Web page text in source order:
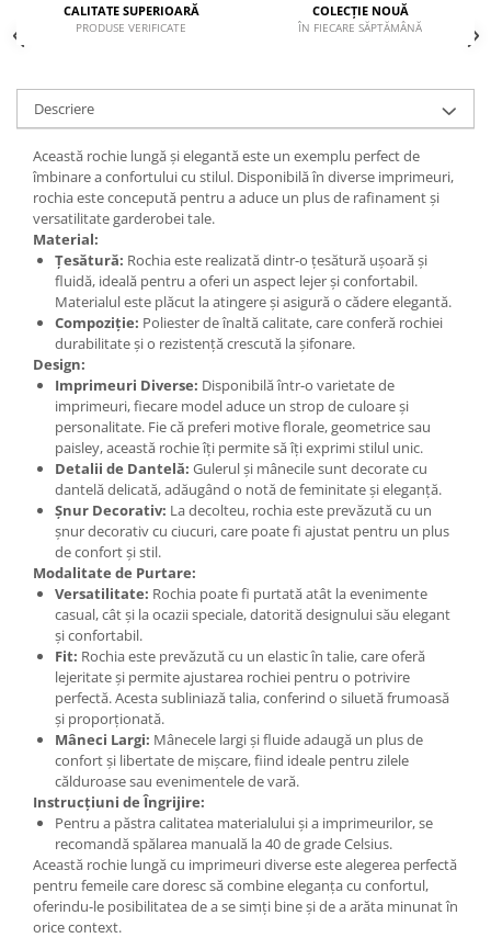
CALITATE SUPERIOARĂ
PRODUSE VERIFICATE
COLECȚIE NOUĂ
ÎN FIECARE SĂPTĂMÂNĂ
Descriere
Această rochie lungă și elegantă este un exemplu perfect de
îmbinare a confortului cu stilul. Disponibilă în diverse imprimeuri,
rochia este concepută pentru a aduce un plus de rafinament și
versatilitate garderobei tale.
Material:
Țesătură: Rochia este realizată dintr-o țesătură ușoară și
fluidă, ideală pentru a oferi un aspect lejer și confortabil.
Materialul este plăcut la atingere și asigură o cădere elegantă.
Compoziție: Poliester de înaltă calitate, care conferă rochiei
durabilitate și o rezistență crescută la șifonare.
Design:
Imprimeuri Diverse: Disponibilă într-o varietate de
imprimeuri, fiecare model aduce un strop de culoare și
personalitate. Fie că preferi motive florale, geometrice sau
paisley, această rochie îți permite să îți exprimi stilul unic.
Detalii de Dantelă: Gulerul și mânecile sunt decorate cu
dantelă delicată, adăugând o notă de feminitate și eleganță.
Șnur Decorativ: La decolteu, rochia este prevăzută cu un
șnur decorativ cu ciucuri, care poate fi ajustat pentru un plus
de confort și stil.
Modalitate de Purtare:
Versatilitate: Rochia poate fi purtată atât la evenimente
casual, cât și la ocazii speciale, datorită designului său elegant
și confortabil.
Fit: Rochia este prevăzută cu un elastic în talie, care oferă
lejeritate și permite ajustarea rochiei pentru o potrivire
perfectă. Acesta subliniază talia, conferind o siluetă frumoasă
și proporționată.
Mâneci Largi: Mânecele largi și fluide adaugă un plus de
confort și libertate de mișcare, fiind ideale pentru zilele
călduroase sau evenimentele de vară.
Instrucțiuni de Îngrijire:
Pentru a păstra calitatea materialului și a imprimeurilor, se
recomandă spălarea manuală la 40 de grade Celsius.
Această rochie lungă cu imprimeuri diverse este alegerea perfectă
pentru femeile care doresc să combine eleganța cu confortul,
oferindu-le posibilitatea de a se simți bine și de a arăta minunat în
orice context.